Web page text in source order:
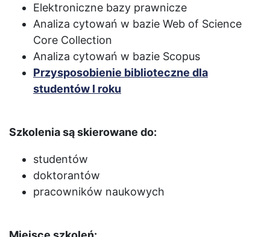
Elektroniczne bazy prawnicze
Analiza cytowań w bazie Web of Science
Core Collection
Analiza cytowań w bazie Scopus
Przysposobienie biblioteczne dla
studentów I roku
Szkolenia są skierowane do:
studentów
doktorantów
pracowników naukowych